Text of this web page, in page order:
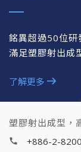
銘異超過50位研
滿足塑膠射出成
了解更多
塑膠射出成型，
+886-2-